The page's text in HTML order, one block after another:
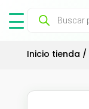
Búsqueda
productos
Inicio tienda /